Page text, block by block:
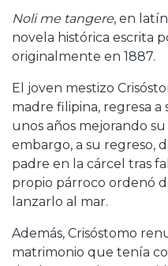
Noli me tangere, en
novela histórica escrita
originalmente en 1887.
El joven mestizo
madre filipina, regresa a
unos años mejorando
embargo, a su regreso,
padre en la cárcel tras
propio párroco ordenó
lanzarlo al mar.
Además, Crisóstomo
matrimonio que tenía